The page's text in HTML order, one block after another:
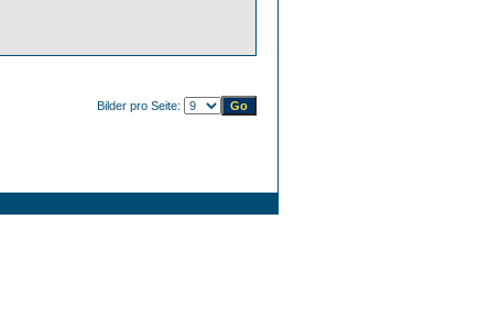
Bilder pro Seite: